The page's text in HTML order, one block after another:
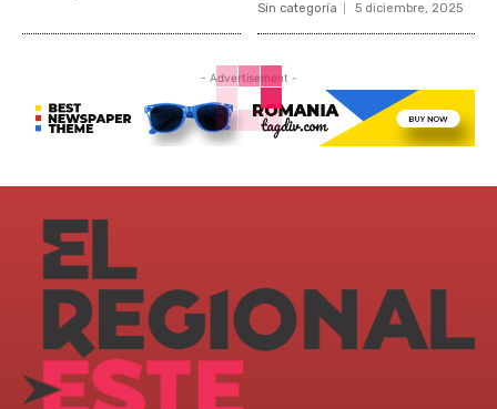
Sin categoría 5 diciembre, 2025
- Advertisement -